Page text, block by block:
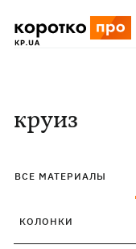
круиз
ВСЕ МАТЕРИАЛЫ
КОЛОНКИ